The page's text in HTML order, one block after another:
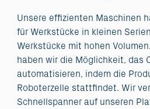
Unsere effizienten Maschinen
für Werkstücke in kleinen
Werkstücke mit hohen
haben wir die Möglichkeit, das
automatisieren, indem die
Roboterzelle stattfindet. Wir
Schnellspanner auf unseren